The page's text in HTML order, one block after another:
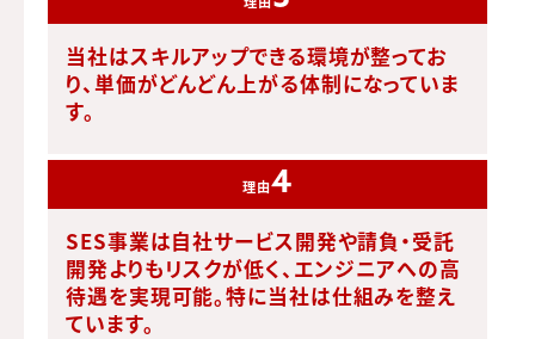
当社はスキルアップできる環境が整ってお
り、単価がどんどん上がる体制になっていま
す。
理由4
SES事業は自社サービス開発や請負・受託
開発よりもリスクが低く、 エンジニアへの高
待遇を実現可能。特に当社は仕組みを整え
ています。